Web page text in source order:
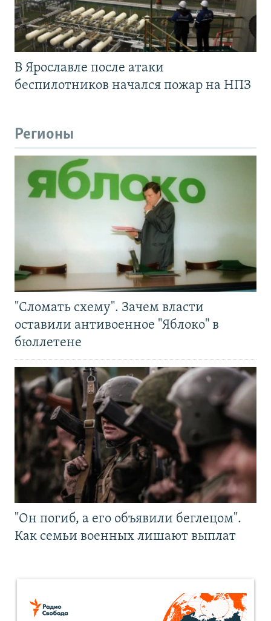
В Ярославле после атаки
беспилотников начался пожар на НПЗ
Регионы
"Сломать схему". Зачем власти
оставили антивоенное "Яблоко" в
бюллетене
"Он погиб, а его объявили беглецом".
Как семьи военных лишают выплат